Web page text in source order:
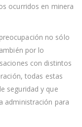
ocurridos en minera
no sólo
por lo
con distintos
todas estas
seguridad y que
administración para